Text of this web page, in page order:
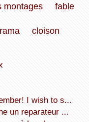
montages
fable
cloison
I wish to s...
un reparateur ...